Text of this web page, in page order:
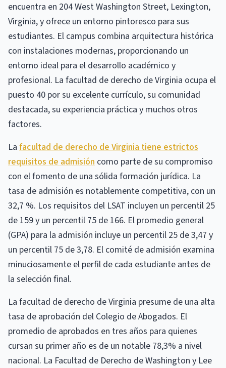
encuentra en 204 West Washington Street, Lexington,
Virginia, y ofrece un entorno pintoresco para sus
estudiantes. El campus combina arquitectura histórica
con instalaciones modernas, proporcionando un
entorno ideal para el desarrollo académico y
profesional. La facultad de derecho de Virginia ocupa el
puesto 40 por su excelente currículo, su comunidad
destacada, su experiencia práctica y muchos otros
factores.
La facultad de derecho de Virginia tiene estrictos
requisitos de admisión como parte de su compromiso
con el fomento de una sólida formación jurídica. La
tasa de admisión es notablemente competitiva, con un
32,7 %. Los requisitos del LSAT incluyen un percentil 25
de 159 y un percentil 75 de 166. El promedio general
(GPA) para la admisión incluye un percentil 25 de 3,47 y
un percentil 75 de 3,78. El comité de admisión examina
minuciosamente el perfil de cada estudiante antes de
la selección final.
La facultad de derecho de Virginia presume de una alta
tasa de aprobación del Colegio de Abogados. El
promedio de aprobados en tres años para quienes
cursan su primer año es de un notable 78,3% a nivel
nacional. La Facultad de Derecho de Washington y Lee